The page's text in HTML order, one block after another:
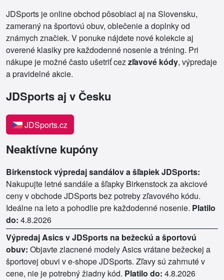
JDSports je online obchod pôsobiaci aj na Slovensku,
zameraný na športovú obuv, oblečenie a doplnky od
známych značiek. V ponuke nájdete nové kolekcie aj
overené klasiky pre každodenné nosenie a tréning. Pri
nákupe je možné často ušetriť cezzľavové kódy, výpredaje
a pravidelné akcie.
JDSports aj v Česku
JDSports.cz
Neaktívne kupóny
Birkenstock výpredaj sandálov a šľapiek JDSports:
Nakupujte letné sandále a šľapky Birkenstock za akciové
ceny v obchode JDSports bez potreby zľavového kódu.
Ideálne na leto a pohodlie pre každodenné nosenie. Platilo
do: 4.8.2026
Výpredaj Asics v JDSports na bežeckú a športovú
obuv: Objavte zlacnené modely Asics vrátane bežeckej a
športovej obuvi v e-shope JDSports. Zľavy sú zahrnuté v
cene, nie je potrebný žiadny kód. Platilo do: 4.8.2026